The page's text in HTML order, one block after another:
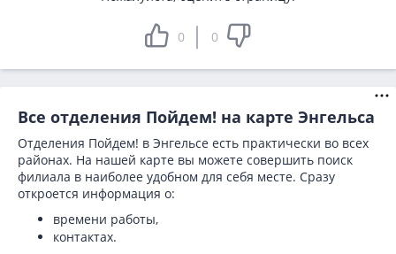
0 0
Все отделения Пойдем! на карте Энгельса
Отделения Пойдем! в Энгельсе есть практически во всех
районах. На нашей карте вы можете совершить поиск
филиала в наиболее удобном для себя месте. Сразу
откроется информация о:
времени работы,
контактах.